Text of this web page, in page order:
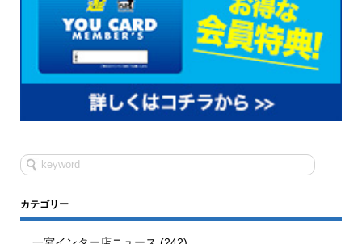
カテゴリー